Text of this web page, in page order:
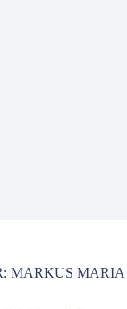
MARKUS MARIA